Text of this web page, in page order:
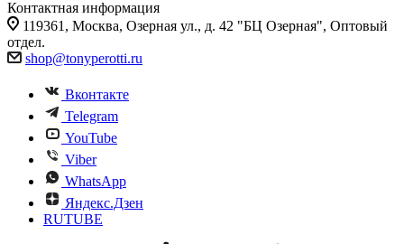
Контактная информация
119361, Москва, Озерная ул., д. 42 "БЦ Озерная", Оптовый
отдел.
shop@tonyperotti.ru
Вконтакте
Telegram
YouTube
Viber
WhatsApp
Яндекс.Дзен
RUTUBE